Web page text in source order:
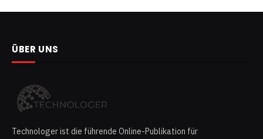
ÜBER UNS
Technologer ist die führende Online-Publikation für